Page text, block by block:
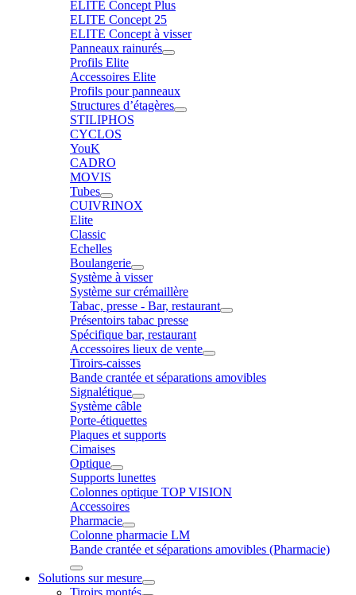
ELITE Concept Plus
ELITE Concept 25
ELITE Concept à visser
Panneaux rainurés
Profils Elite
Accessoires Elite
Profils pour panneaux
Structures d’étagères
STILIPHOS
CYCLOS
YouK
CADRO
MOVIS
Tubes
CUIVRINOX
Elite
Classic
Echelles
Boulangerie
Système à visser
Système sur crémaillère
Tabac, presse - Bar, restaurant
Présentoirs tabac presse
Spécifique bar, restaurant
Accessoires lieux de vente
Tiroirs-caisses
Bande crantée et séparations amovibles
Signalétique
Système câble
Porte-étiquettes
Plaques et supports
Cimaises
Optique
Supports lunettes
Colonnes optique TOP VISION
Accessoires
Pharmacie
Colonne pharmacie LM
Bande crantée et séparations amovibles (Pharmacie)
Solutions sur mesure
Tiroirs montés